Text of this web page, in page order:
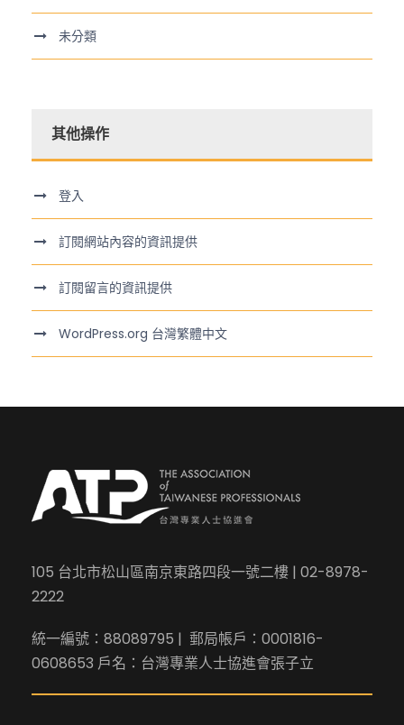
未分類
其他操作
登入
訂閱網站內容的資訊提供
訂閱留言的資訊提供
WordPress.org 台灣繁體中文
105 台北市松山區南京東路四段一號二樓 | 02-8978-
2222
統一編號：88089795 | 郵局帳戶：0001816-
0608653 戶名：台灣專業人士協進會張子立